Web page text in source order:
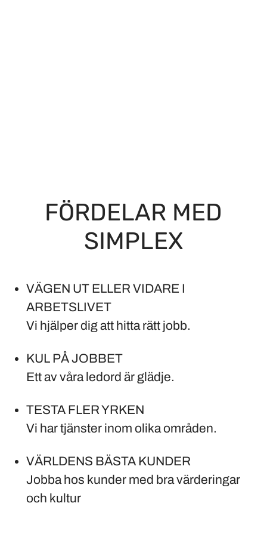
FÖRDELAR MED
SIMPLEX
VÄGEN UT ELLER VIDARE I
ARBETSLIVET
Vi hjälper dig att hitta rätt jobb.
KUL PÅ JOBBET
Ett av våra ledord är glädje.
TESTA FLER YRKEN
Vi har tjänster inom olika områden.
VÄRLDENS BÄSTA KUNDER
Jobba hos kunder med bra värderingar
och kultur